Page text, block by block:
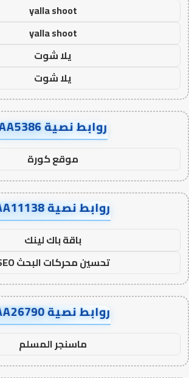
yalla shoot
yalla shoot
يلا شوت
يلا شوت
روابط نصية AA5386
موقع كورة
روابط نصية AA11138
باقة باك لينك
تحسين محركات البحث SEO
روابط نصية AA26790
ماسنجر المسلم